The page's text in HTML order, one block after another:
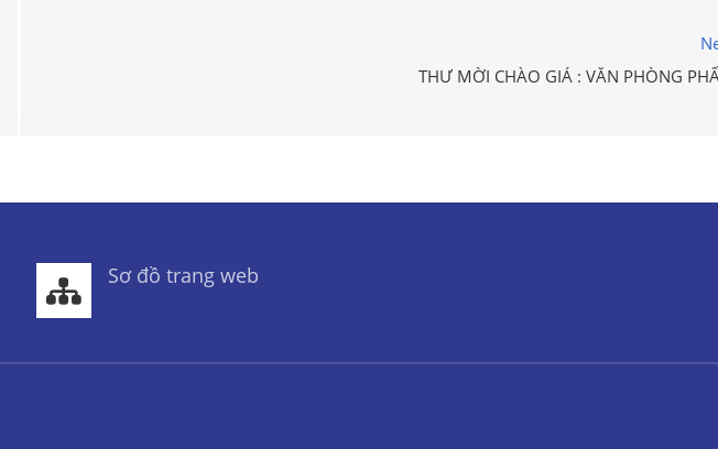
THƯ MỜI CHÀO GIÁ : VĂN PHÒNG
Sơ đồ trang web